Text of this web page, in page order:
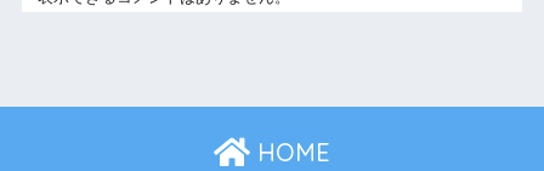
HOME